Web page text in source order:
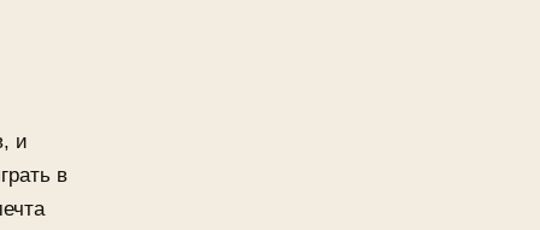
и
в